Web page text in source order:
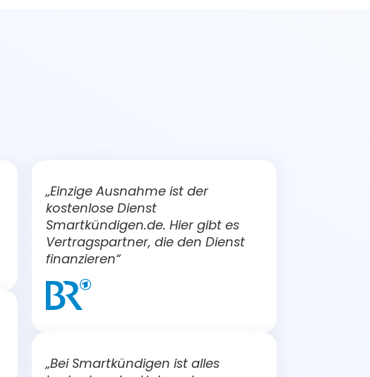
„Einzige Ausnahme ist der
kostenlose Dienst
Smartkündigen.de. Hier gibt es
Vertragspartner, die den Dienst
finanzieren“
„Bei Smartkündigen ist alles